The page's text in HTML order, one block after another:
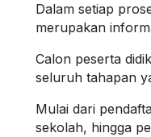
Dalam setiap
merupakan
Calon peserta
seluruh tahapan
Mulai dari
sekolah, hingga